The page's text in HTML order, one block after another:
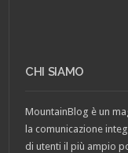
CHI SIAMO
MountainBlog è un
la comunicazione
di utenti il più ampio